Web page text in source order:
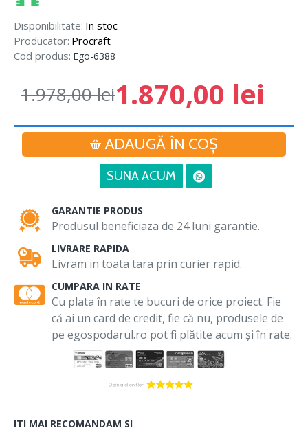
Disponibilitate: In stoc
Producator: Procraft
Cod produs: Ego-6388
1.870,00 lei
1.978,00 lei
ADAUGĂ ÎN COŞ
SUNA ACUM
GARANTIE PRODUS
Produsul beneficiaza de 24 luni garantie.
LIVRARE RAPIDA
Livram in toata tara prin curier rapid.
CUMPARA IN RATE
Cu plata în rate te bucuri de orice proiect. Fie
că ai un card de credit, fie că nu, produsele de
pe egospodarul.ro pot fi plătite acum și în rate.
ITI MAI RECOMANDAM SI